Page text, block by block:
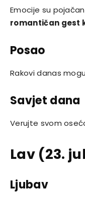
Emocije su
romantičan gest
Posao
Rakovi danas
Savjet dana
Verujte svom
Lav (23.
Ljubav